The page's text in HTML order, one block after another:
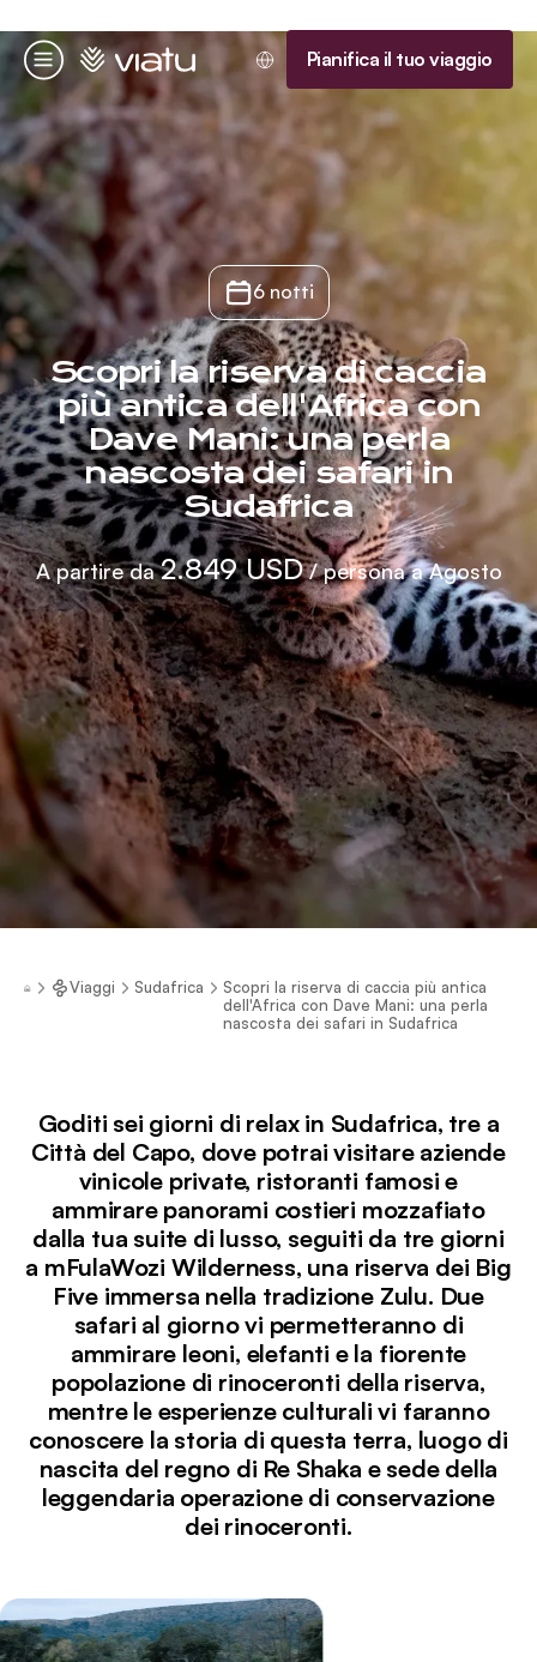
Menu
Homepage Pianifica il tuo viaggio
6 notti
Scopri la riserva di caccia
più antica dell'Africa con
Dave Mani: una perla
nascosta dei safari in
Sudafrica
A partire da2.849 USD/ persona a Agosto
Viaggi Sudafrica
Scopri la riserva di caccia più antica
dell'Africa con Dave Mani: una perla
nascosta dei safari in Sudafrica
Goditi sei giorni di relax in Sudafrica, tre a
Città del Capo, dove potrai visitare aziende
vinicole private, ristoranti famosi e
ammirare panorami costieri mozzafiato
dalla tua suite di lusso, seguiti da tre giorni
a mFulaWozi Wilderness, una riserva dei Big
Five immersa nella tradizione Zulu. Due
safari al giorno vi permetteranno di
ammirare leoni, elefanti e la fiorente
popolazione di rinoceronti della riserva,
mentre le esperienze culturali vi faranno
conoscere la storia di questa terra, luogo di
nascita del regno di Re Shaka e sede della
leggendaria operazione di conservazione
dei rinoceronti.